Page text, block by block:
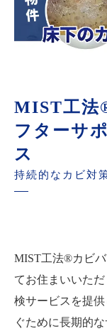
MIST工法
フターサ
ス
持続的なカビ対
MIST工法®カビ
てお住まいいた
検サービスを提
ぐために長期的